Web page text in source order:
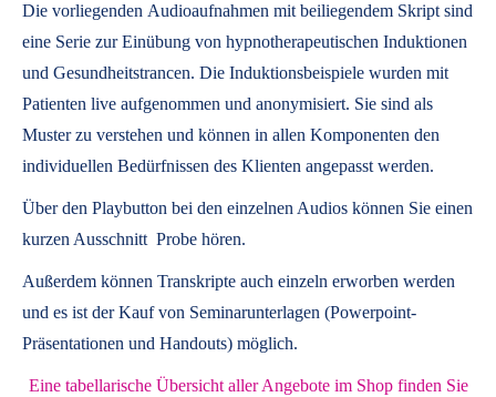
Die vorliegenden Audioaufnahmen mit beiliegendem Skript sind
eine Serie zur Einübung von hypnotherapeutischen Induktionen
und Gesundheitstrancen. Die Induktionsbeispiele wurden mit
Patienten live aufgenommen und anonymisiert. Sie sind als
Muster zu verstehen und können in allen Komponenten den
individuellen Bedürfnissen des Klienten angepasst werden.
Über den Playbutton bei den einzelnen Audios können Sie einen
kurzen Ausschnitt Probe hören.
Außerdem können Transkripte auch einzeln erworben werden
und es ist der Kauf von Seminarunterlagen (Powerpoint-
Präsentationen und Handouts) möglich.
Eine tabellarische Übersicht aller Angebote im Shop finden Sie